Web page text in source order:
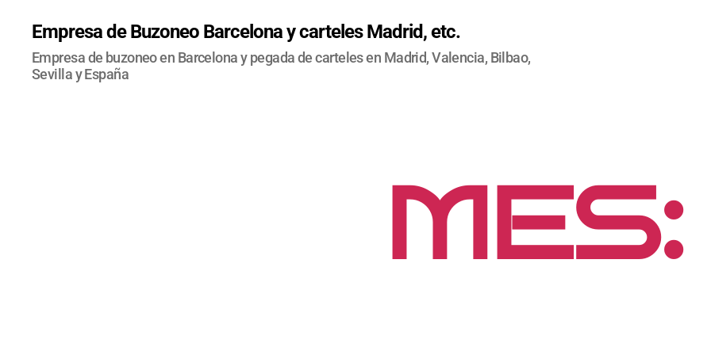
Empresa de Buzoneo Barcelona y carteles Madrid, etc.
Empresa de buzoneo en Barcelona y pegada de carteles en Madrid, Valencia, Bilbao,
Sevilla y España
MES: